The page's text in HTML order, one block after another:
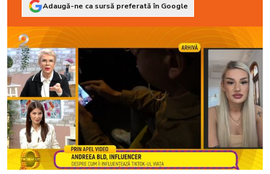
Adaugă-ne ca sursă preferată în Google